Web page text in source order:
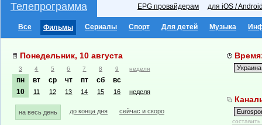
Телепрограмма EPG провайдерам для iOS /
Все Фильмы Сериалы Спорт Для детей Музыка
Понедельник, 10 августа
3 4 5 6 7 8 9 неделя
пн вт ср чт пт сб
вс
10
11 12 13 14 15 16 неделя
на весь день до конца дня сейчас и скоро